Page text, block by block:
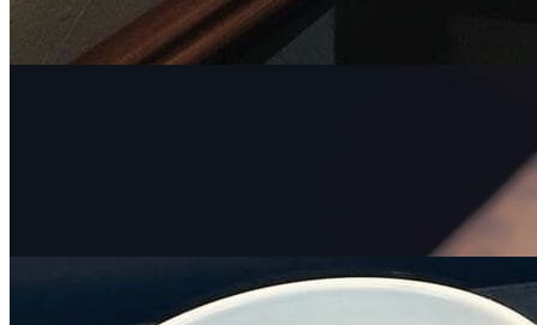
店舗で使える
カフェバー券